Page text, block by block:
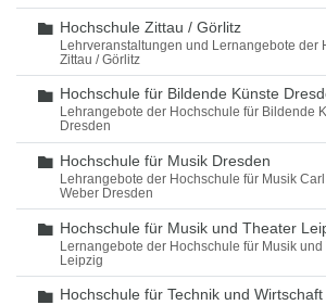
Ordner
Hochschule Zittau / Görlitz
Lehrveranstaltungen und Lernangebote der
Zittau / Görlitz
Ordner
Hochschule für Bildende Künste
Lehrangebote der Hochschule für Bildende
Dresden
Ordner
Hochschule für Musik Dresden
Lehrangebote der Hochschule für Musik
Weber Dresden
Ordner
Hochschule für Musik und Theater
Lernangebote der Hochschule für Musik und
Leipzig
Ordner
Hochschule für Technik und